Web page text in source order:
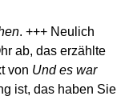
. +++ Neulich
ab, das erzählte
von Und es war
ist, das haben Sie